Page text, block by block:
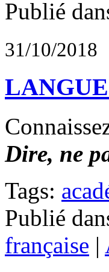
Publié
31/10/2018
Dire, ne
Tags:
Publié
française |